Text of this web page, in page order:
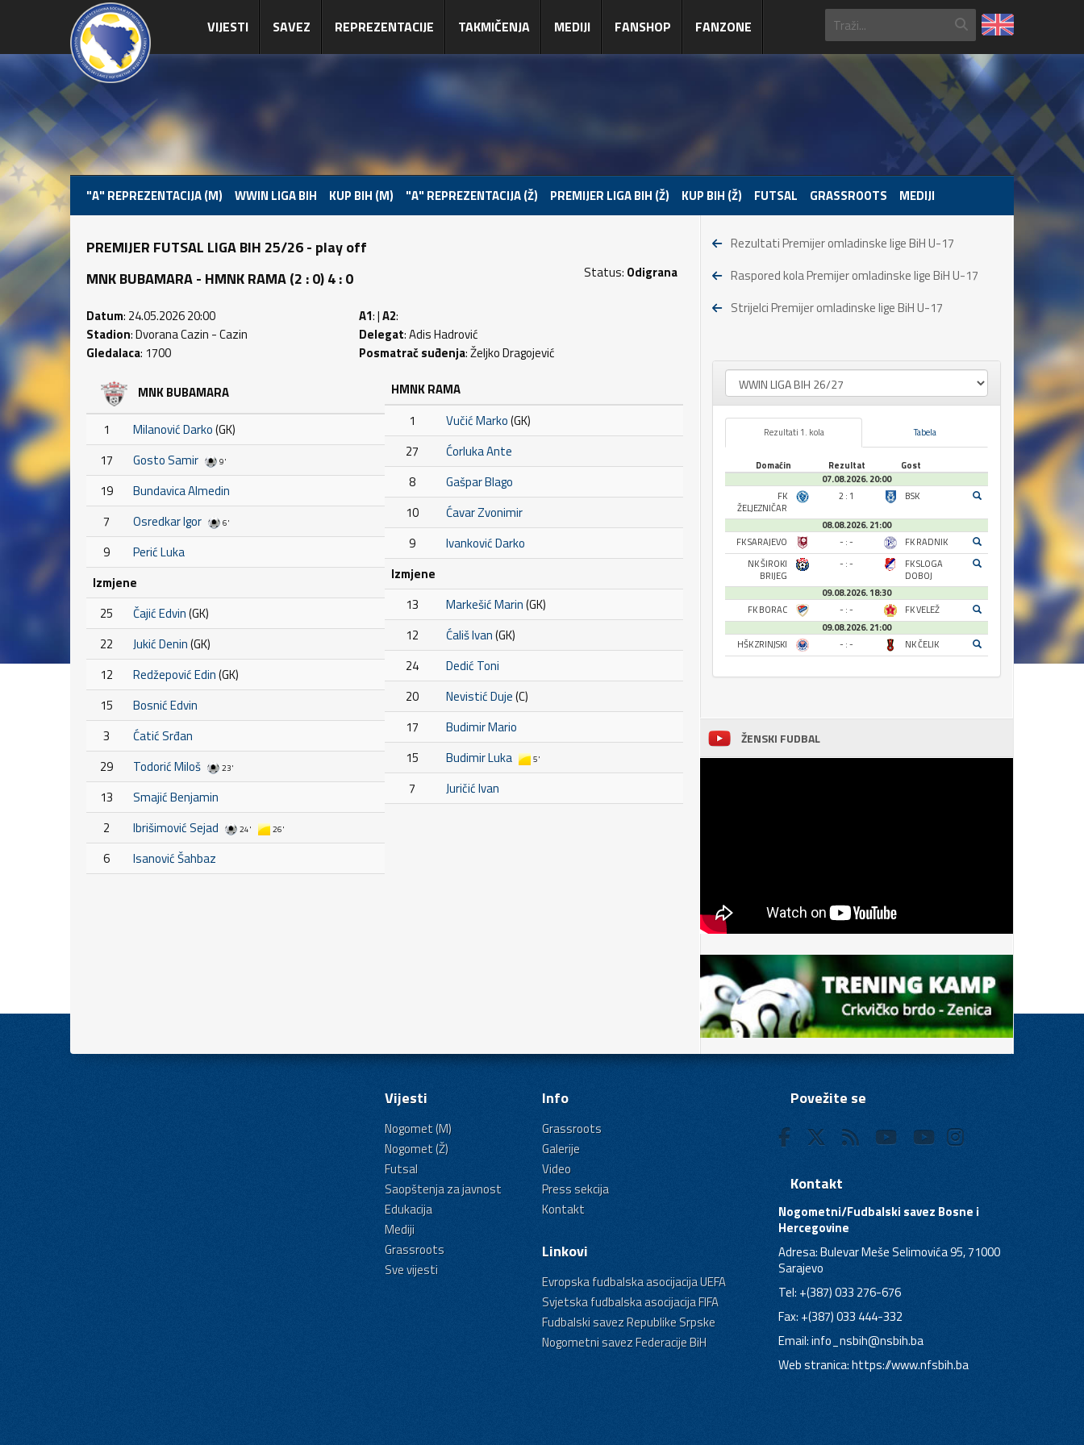
VIJESTI SAVEZ REPREZENTACIJE TAKMIČENJA MEDIJI FANSHOP FANZONE
"A" REPREZENTACIJA (M) WWIN LIGA BIH KUP BIH (M) "A" REPREZENTACIJA (Ž) PREMIJER LIGA BIH (Ž) KUP BIH (Ž) FUTSAL GRASSROOTS MEDIJI
PREMIJER FUTSAL LIGA BIH 25/26 - play off
MNK BUBAMARA - HMNK RAMA (2 : 0) 4 : 0
Status: Odigrana
Datum: 24.05.2026 20:00
Stadion: Dvorana Cazin - Cazin
Gledalaca: 1700
A1: |A2:
Delegat: Adis Hadrović
Posmatrač suđenja: Željko Dragojević
MNK BUBAMARA
1 Milanović Darko(GK)
17
Gosto Samir 9'
19
Bundavica Almedin
7
Osredkar Igor 6'
9
Perić Luka
Izmjene
25
Čajić Edvin(GK)
22
Jukić Denin(GK)
12
Redžepović Edin(GK)
15
Bosnić Edvin
3
Ćatić Srđan
29
Todorić Miloš 23'
13
Smajić Benjamin
2
Ibrišimović Sejad 24' 26'
6 Isanović Šahbaz
HMNK RAMA
1
Vučić Marko(GK)
27
Ćorluka Ante
8
Gašpar Blago
10
Ćavar Zvonimir
9
Ivanković Darko
Izmjene
13
Markešić Marin(GK)
12
Ćališ Ivan(GK)
24
Dedić Toni
20
Nevistić Duje(C)
17
Budimir Mario
15
Budimir Luka 5'
7 Juričić Ivan
Rezultati Premijer omladinske lige BiH U-17
Raspored kola Premijer omladinske lige BiH U-17
Strijelci Premijer omladinske lige BiH U-17
Rezultati 1. kola Tabela
Domaćin Rezultat
Gost
07.08.2026. 20:00
FK
ŽELJEZNIČAR
2 : 1 BSK
08.08.2026. 21:00
FK SARAJEVO
- : -
FK RADNIK
NK ŠIROKI
BRIJEG
- : -
FK SLOGA
DOBOJ
09.08.2026. 18:30
FK BORAC
- : -
FK VELEŽ
09.08.2026. 21:00
HŠK ZRINJSKI
- : - NK ČELIK
ŽENSKI FUDBAL
Vijesti
Nogomet (M)
Nogomet (Ž)
Futsal
Saopštenja za javnost
Edukacija
Mediji
Grassroots
Sve vijesti
Info
Grassroots
Galerije
Video
Press sekcija
Kontakt
Linkovi
Evropska fudbalska asocijacija UEFA
Svjetska fudbalska asocijacija FIFA
Fudbalski savez Republike Srpske
Nogometni savez Federacije BiH
Povežite se
Kontakt
Nogometni/Fudbalski savez Bosne i
Hercegovine
Adresa: Bulevar Meše Selimovića 95, 71000
Sarajevo
Tel: +(387) 033 276-676
Fax: +(387) 033 444-332
Email:info_nsbih@nsbih.ba
Web stranica: https://www.nfsbih.ba